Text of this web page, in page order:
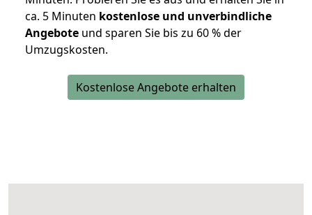
ca. 5 Minuten kostenlose und unverbindliche
Angebote und sparen Sie bis zu 60 % der
Umzugskosten.
Kostenlose Angebote erhalten